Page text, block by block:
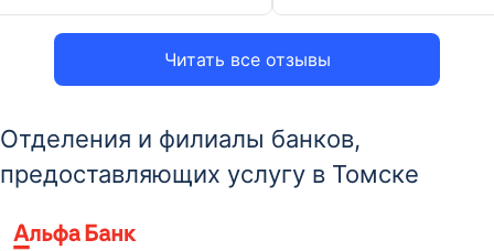
Читать все отзывы
Отделения и филиалы банков,
предоставляющих услугу в Томске